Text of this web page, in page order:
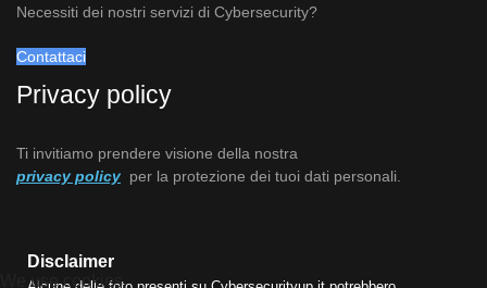
Necessiti dei nostri servizi di Cybersecurity?
Contattaci
Privacy policy
Ti invitiamo prendere visione della nostra
privacy policy per la protezione dei tuoi dati personali.
Disclaimer
We use cookies